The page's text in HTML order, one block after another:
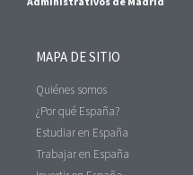
MAPA DE SITIO
Quiénes somos
¿Por qué España?
Estudiar en España
Trabajar en España